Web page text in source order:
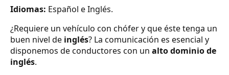
Idiomas: Español e Inglés.
¿Requiere un vehículo con chófer y que éste tenga un
buen nivel de inglés? La comunicación es esencial y
disponemos de conductores con un alto dominio de
inglés.